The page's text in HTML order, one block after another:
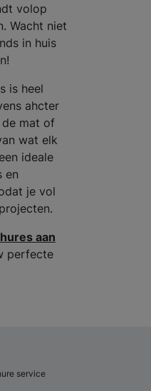
volop
Wacht niet
in huis
is heel
ahcter
mat of
wat elk
ideale
en
je vol
aan
perfecte
service